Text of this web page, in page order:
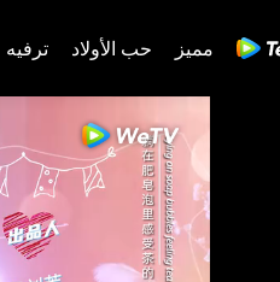
مميز حب الأولاد ترفيه